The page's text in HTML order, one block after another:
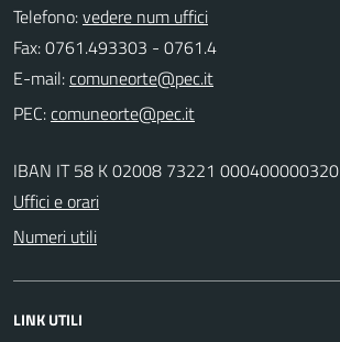
Telefono:vedere num uffici
Fax: 0761.493303 - 0761.4
E-mail:
PEC:
IBAN IT 58 K 02008 73221 000400000320
Uffici e orari
Numeri utili
LINK UTILI